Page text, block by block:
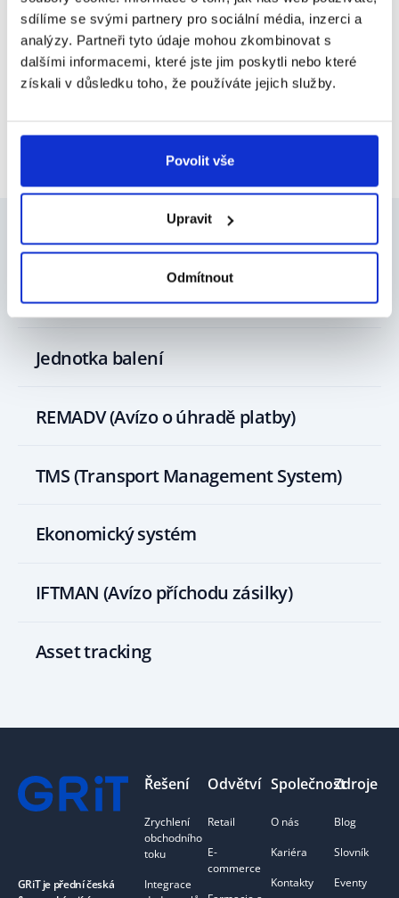
sdílíme se svými partnery pro sociální média, inzerci a
analýzy. Partneři tyto údaje mohou zkombinovat s
dalšími informacemi, které jste jim poskytli nebo které
získali v důsledku toho, že používáte jejich služby.
Povolit vše
Upravit
Odmítnout
odkaz
Mohlo by vás zajímat
Jednotka balení
REMADV (Avízo o úhradě platby)
TMS (Transport Management System)
Ekonomický systém
IFTMAN (Avízo příchodu zásilky)
Asset tracking
GRiT je přední česká
Řešení
Zrychlení
obchodního
toku
Integrace
Odvětví
Retail
E-
commerce
Společnost
O nás
Kariéra
Kontakty
Zdroje
Blog
Slovník
Eventy